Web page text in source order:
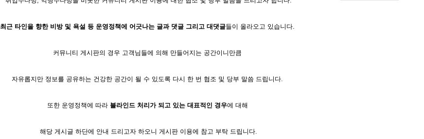
최근 타인을 향한 비방 및 욕설 등 운영정책에 어긋나는 글과 댓글 그리고 대댓글들이 올라오고 있습니다.
커뮤니티 게시판의 경우 고객님들에 의해 만들어지는 공간이니만큼
자유롭지만 정보를 공유하는 건강한 공간이 될 수 있도록 다시 한 번 협조 및 당부 말씀 드립니다.
또한 운영정책에 따라 블라인드 처리가 되고 있는 대표적인 경우에 대해
해당 게시글 하단에 안내 드리고자 하오니 게시판 이용에 참고 부탁 드립니다.